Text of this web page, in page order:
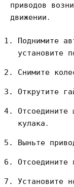
приводов
движении․
Поднимите
установите
Снимите
Открутите
Отсоедините
кулака․
Выньте
Отсоедините
Установите